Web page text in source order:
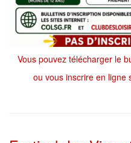
Vous pouvez télécharger le
ou vous inscrire en ligne